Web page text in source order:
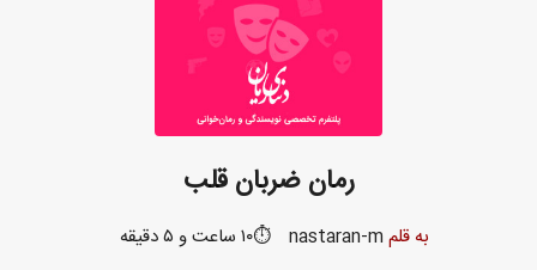
رمان ضربان قلب
به قلم nastaran-m ⏱️۱۰ ساعت و ۵ دقیقه